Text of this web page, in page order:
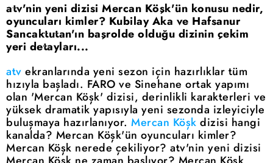
atv'nin yeni dizisi Mercan Köşk'ün konusu nedir,
oyuncuları kimler? Kubilay Aka ve Hafsanur
Sancaktutan'ın başrolde olduğu dizinin çekim
yeri detayları...
atv ekranlarında yeni sezon için hazırlıklar tüm
hızıyla başladı. FARO ve Sinehane ortak yapımı
olan 'Mercan Köşk' dizisi, derinlikli karakterleri ve
yüksek dramatik yapısıyla yeni sezonda izleyiciyle
buluşmaya hazırlanıyor. Mercan Köşk dizisi hangi
kanalda? Mercan Köşk'ün oyuncuları kimler?
Mercan Köşk nerede çekiliyor? atv'nin yeni dizisi